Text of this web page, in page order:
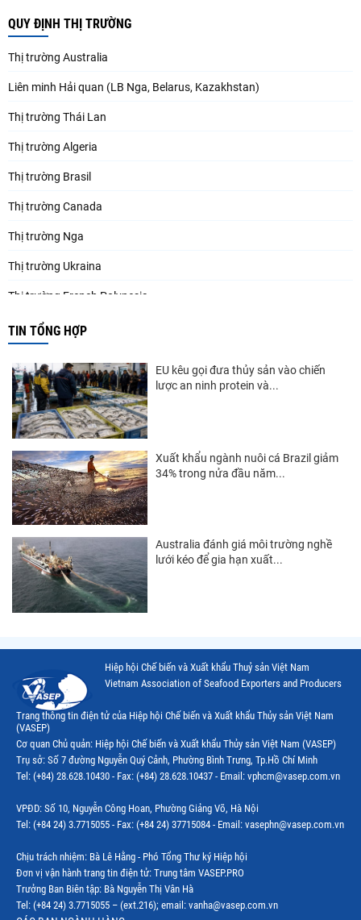
QUY ĐỊNH THỊ TRƯỜNG
Thị trường Australia
Liên minh Hải quan (LB Nga, Belarus, Kazakhstan)
Thị trường Thái Lan
Thị trường Algeria
Thị trường Brasil
Thị trường Canada
Thị trường Nga
Thị trường Ukraina
Thị trường French Polynesia
Thị trường Trung Quốc
Thị trường New Zealand
Thị trường Đài Loan
Thị trường Mỹ
Thị trường EU
Thị trường Nhật Bản
Thị trường Việt Nam
TIN TỔNG HỢP
EU kêu gọi đưa thủy sản vào chiến
lược an ninh protein và...
Xuất khẩu ngành nuôi cá Brazil giảm
34% trong nửa đầu năm...
Australia đánh giá môi trường nghề
lưới kéo để gia hạn xuất...
Hiệp hội Chế biến và Xuất khẩu Thuỷ sản Việt Nam
Vietnam Association of Seafood Exporters and Producers
Trang thông tin điện tử của Hiệp hội Chế biến và Xuất khẩu Thủy sản Việt Nam
(VASEP)
Cơ quan Chủ quản: Hiệp hội Chế biến và Xuất khẩu Thủy sản Việt Nam (VASEP)
Trụ sở: Số 7 đường Nguyễn Quý Cảnh, Phường Bình Trưng, Tp.Hồ Chí Minh
Tel: (+84) 28.628.10430 - Fax: (+84) 28.628.10437 - Email: vphcm@vasep.com.vn
VPĐD: Số 10, Nguyễn Công Hoan, Phường Giảng Võ, Hà Nội
Tel: (+84 24) 3.7715055 - Fax: (+84 24) 37715084 - Email: vasephn@vasep.com.vn
Chịu trách nhiệm: Bà Lê Hằng - Phó Tổng Thư ký Hiệp hội
Đơn vị vận hành trang tin điện tử: Trung tâm VASEP.PRO
Trưởng Ban Biên tập: Bà Nguyễn Thị Vân Hà
Tel: (+84 24) 3.7715055 – (ext.216); email: vanha@vasep.com.vn